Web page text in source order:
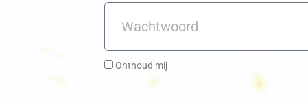
Onthoud mij